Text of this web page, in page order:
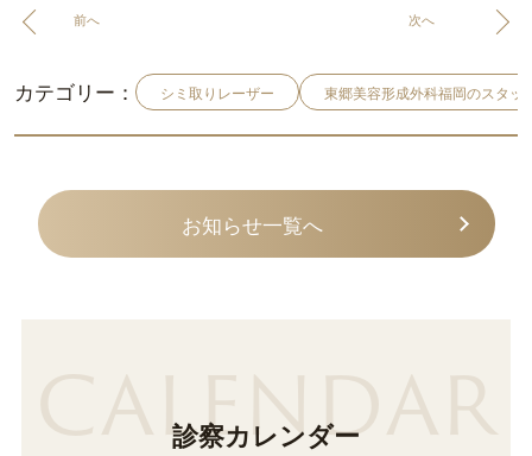
前へ 次へ
カテゴリー： シミ取りレーザー 東郷美容形成外科福岡のスタッ
お知らせ一覧へ
CALENDAR
診察カレンダー